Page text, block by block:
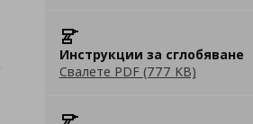
Инструкции за сглобяване
Свалете PDF (777 KB)